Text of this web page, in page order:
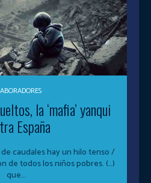
la ‘mafia’ yanqui
España
caudales hay un hilo tenso /
de todos los niños pobres. (…)
que...